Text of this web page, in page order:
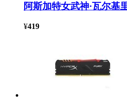
阿斯加特女武神·瓦尔基
¥419